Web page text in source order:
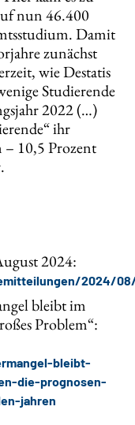
nun 46.400
Damit
zunächst
wie Destatis
Studierende
2022 (…)
ihr
– 10,5 Prozent
2024:
2024/08/
bleibt im
Problem“:
bleibt-
die-prognosen-
jahren